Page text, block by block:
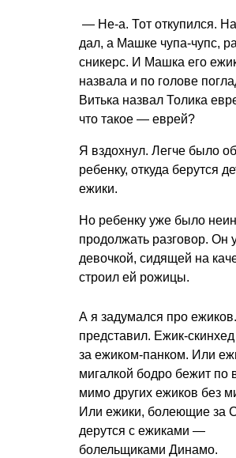
— Не-а. Тот откупился.
дал, а Машке чупа-чупс,
сникерс. И Машка его
назвала и по голове
Витька назвал Толика
что такое — еврей?
Я вздохнул. Легче было
ребенку, откуда берутся
ежики.
Но ребенку уже было
продолжать разговор. Он
девочкой, сидящей на
строил ей рожицы.
А я задумался про
представил. Ежик-скинхед
за ежиком-панком. Или
мигалкой бодро бежит по
мимо других ежиков без
Или ежики, болеющие за
дерутся с ежиками —
болельщиками Динамо.